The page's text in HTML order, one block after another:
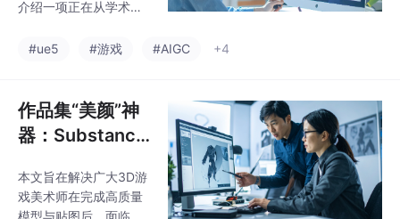
你技能树上一个“跨界”
支。
介绍一项正在从学术界
具前瞻性甚至革命性的
ds, NeRF）。我们将探
讨它如何从根本上改变
我们“捕捉”与“渲染”世界
正在实践的、将其与 Ad
obe后期工具 及 Unreal
#ue5 #游戏 #AIGC +4
作品集“美颜”神
器：Substance
的AI辅助渲染工
作流
本文旨在解决广大3D游
戏美术师在完成高质量
模型与贴图后，面临的